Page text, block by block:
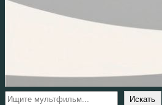
Поиск Искать